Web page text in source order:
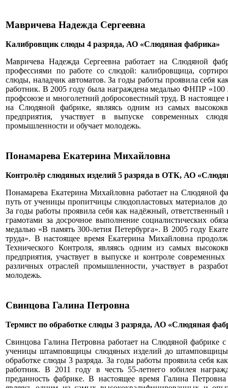
Мавричева Надежда Сергеевна
Калибровщик слюды 4 разряда, АО «Слюдяная фабрика»
Мавричева Надежда Сергеевна работает на Слюдяной
профессиями по работе со слюдой: калибровщица,
слюды, наладчик автоматов. За годы работы проявила себя
работник. В 2005 году была награждена медалью ФНПР «100
профсоюзе и многолетний добросовестный труд. В настоящее
на Слюдяной фабрике, являясь одним из самых
предприятия, участвует в выпуске современных
промышленности и обучает молодежь.
Понамарева Екатерина Михайловна
Контролёр слюдяных изделий 5 разряда в ОТК, АО
Понамарева Екатерина Михайловна работает на Слюдяной
путь от ученицы пропитчицы слюдопластовых материалов
За годы работы проявила себя как надёжный,
грамотами за досрочное выполнение социалистических
медалью «В память 300-летия Петербурга». В 2005 году
труда». В настоящее время Екатерина Михайловна
Технического Контроля, являясь одним из самых
предприятия, участвует в выпуске и контроле
различных отраслей промышленности, участвует в
молодежь.
Свинцова Галина Петровна
Термист по обработке слюды 3 разряда, АО «Слюдяная
Свинцова Галина Петровна работает на Слюдяной фабрике
ученицы штамповщицы слюдяных изделий до штамповщицы
обработке слюды 3 разряда. За годы работы проявила себя
работник. В 2011 году в честь 55-летнего юбилея
преданность фабрике. В настоящее время Галина